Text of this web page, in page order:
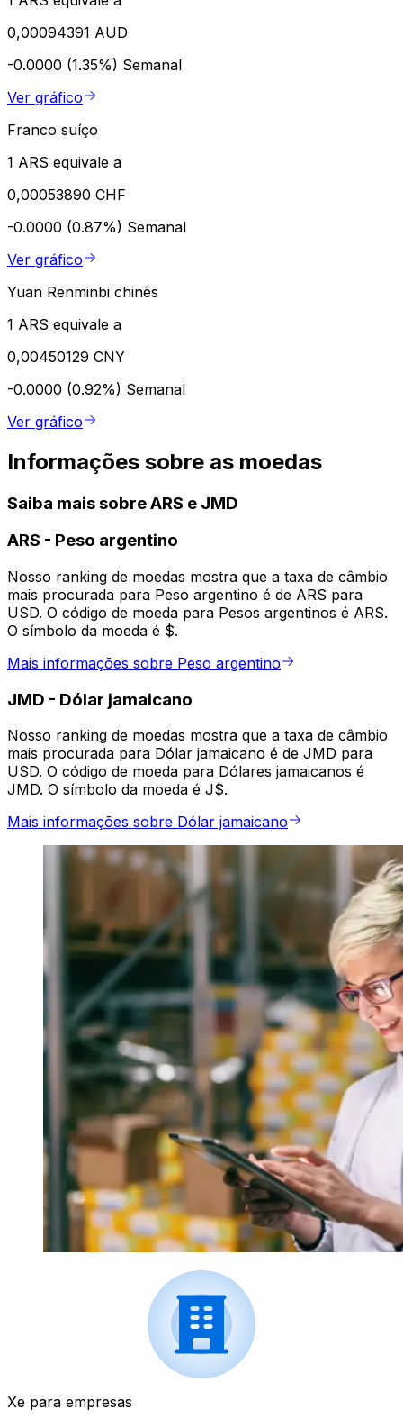
0,00094391 AUD
-0.0000 (1.35%) Semanal
Ver gráfico
Franco suíço
1 ARS equivale a
0,00053890 CHF
-0.0000 (0.87%) Semanal
Ver gráfico
Yuan Renminbi chinês
1 ARS equivale a
0,00450129 CNY
-0.0000 (0.92%) Semanal
Ver gráfico
Informações sobre as moedas
Saiba mais sobre ARS e JMD
ARS - Peso argentino
Nosso ranking de moedas mostra que a taxa de câmbio
mais procurada para Peso argentino é de ARS para
USD. O código de moeda para Pesos argentinos é ARS.
O símbolo da moeda é $.
Mais informações sobre Peso argentino
JMD - Dólar jamaicano
Nosso ranking de moedas mostra que a taxa de câmbio
mais procurada para Dólar jamaicano é de JMD para
USD. O código de moeda para Dólares jamaicanos é
JMD. O símbolo da moeda é J$.
Mais informações sobre Dólar jamaicano
Xe para empresas